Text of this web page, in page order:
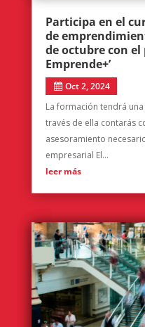
Participa en el
de
de octubre con el
Emprende+’
Oct 2, 2024
La formación tendrá
través de ella contarás
asesoramiento
empresarial El...
leer más